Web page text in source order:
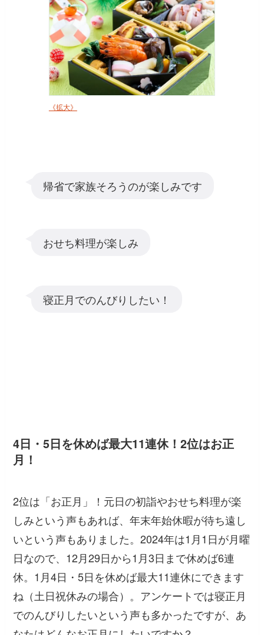
《拡大》
帰省で家族そろうのが楽しみです
おせち料理が楽しみ
寝正月でのんびりしたい！
4日・5日を休めば最大11連休！2位はお正
月！
2位は「お正月」！元日の初詣やおせち料理が楽
しみという声もあれば、年末年始休暇が待ち遠し
いという声もありました。2024年は1月1日が月曜
日なので、12月29日から1月3日まで休めば6連
休。1月4日・5日を休めば最大11連休にできます
ね（土日祝休みの場合）。アンケートでは寝正月
でのんびりしたいという声も多かったですが、あ